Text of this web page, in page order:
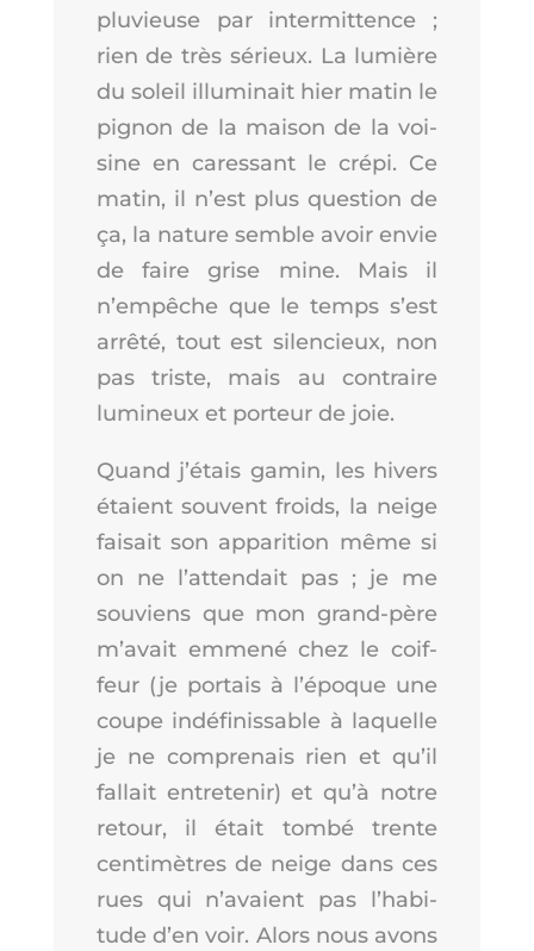
plu­vieuse par inter­mit­tence ;
rien de très sérieux. La lumière
du soleil illu­mi­nait hier matin le
pignon de la mai­son de la voi­
sine en cares­sant le cré­pi. Ce
matin, il n’est plus ques­tion de
ça, la nature semble avoir envie
de faire grise mine. Mais il
n’empêche que le temps s’est
arrê­té, tout est silen­cieux, non
pas triste, mais au contraire
lumi­neux et por­teur de joie.
Quand j’é­tais gamin, les hivers
étaient sou­vent froids, la neige
fai­sait son appa­ri­tion même si
on ne l’at­ten­dait pas ; je me
sou­viens que mon grand-père
m’a­vait emme­né chez le coif­
feur (je por­tais à l’é­poque une
coupe indé­fi­nis­sable à laquelle
je ne com­pre­nais rien et qu’il
fal­lait entre­te­nir) et qu’à notre
retour, il était tom­bé trente
cen­ti­mètres de neige dans ces
rues qui n’a­vaient pas l’ha­bi­
tude d’en voir. Alors nous avons